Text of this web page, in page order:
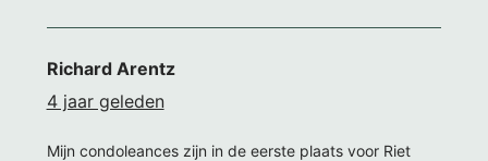
Richard Arentz
4 jaar geleden
Mijn condoleances zijn in de eerste plaats voor Riet